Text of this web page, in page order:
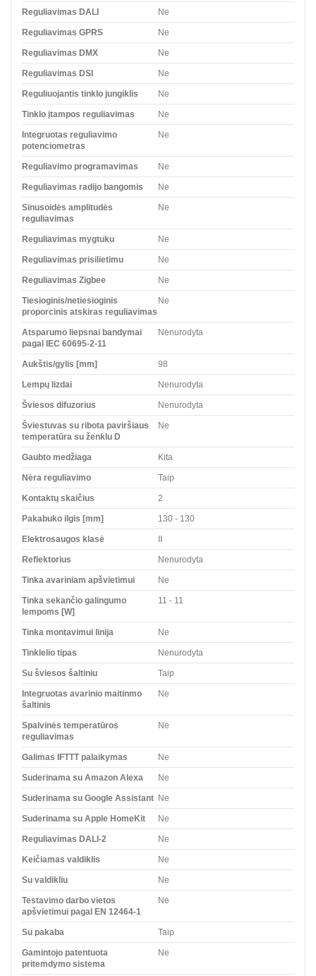
Reguliavimas DALI Ne
Reguliavimas GPRS Ne
Reguliavimas DMX Ne
Reguliavimas DSI Ne
Reguliuojantis tinklo jungiklis Ne
Tinklo įtampos reguliavimas Ne
Integruotas reguliavimo
potenciometras
Ne
Reguliavimo programavimas Ne
Reguliavimas radijo bangomis Ne
Sinusoidės amplitudės
reguliavimas
Ne
Reguliavimas mygtuku Ne
Reguliavimas prisilietimu Ne
Reguliavimas Zigbee Ne
Tiesioginis/netiesioginis
proporcinis atskiras reguliavimas
Ne
Atsparumo liepsnai bandymai
pagal IEC 60695-2-11
Nenurodyta
Aukštis/gylis [mm] 98
Lempų lizdai Nenurodyta
Šviesos difuzorius Nenurodyta
Šviestuvas su ribota paviršiaus
temperatūra su ženklu D
Ne
Gaubto medžiaga Kita
Nėra reguliavimo Taip
Kontaktų skaičius 2
Pakabuko ilgis [mm] 130 - 130
Elektrosaugos klasė II
Reflektorius Nenurodyta
Tinka avariniam apšvietimui Ne
Tinka sekančio galingumo
lempoms [W]
11 - 11
Tinka montavimui linija Ne
Tinklelio tipas Nenurodyta
Su šviesos šaltiniu Taip
Integruotas avarinio maitinmo
šaltinis
Ne
Spalvinės temperatūros
reguliavimas
Ne
Galimas IFTTT palaikymas Ne
Suderinama su Amazon Alexa Ne
Suderinama su Google Assistant Ne
Suderinama su Apple HomeKit Ne
Reguliavimas DALI-2 Ne
Keičiamas valdiklis Ne
Su valdikliu Ne
Testavimo darbo vietos
apšvietimui pagal EN 12464-1
Ne
Su pakaba Taip
Gamintojo patentuota
pritemdymo sistema
Ne